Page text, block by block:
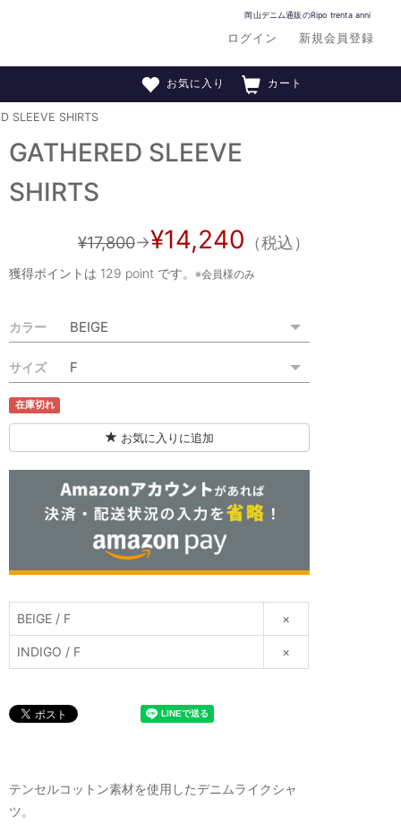
岡山デニム通販のRipo trenta anni
ログイン 新規会員登録
カート
お気に入り
SLEEVE SHIRTS
GATHERED SLEEVE
SHIRTS
¥17,800→¥14,240 （税込）
獲得ポイントは 129 point です。※会員様のみ
カラー
サイズ
在庫切れ
お気に入りに追加
BEIGE / F ×
INDIGO / F ×
テンセルコットン素材を使用したデニムライクシャ
ツ。